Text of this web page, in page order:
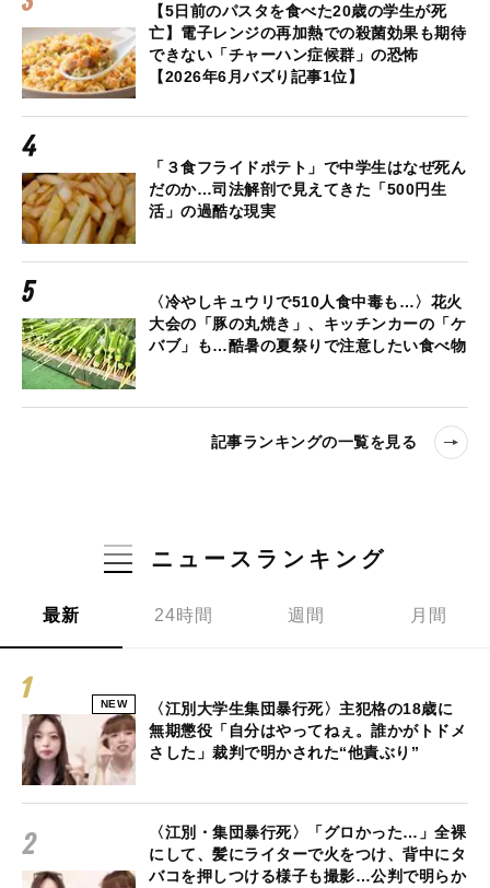
【5日前のパスタを食べた20歳の学生が死
亡】電子レンジの再加熱での殺菌効果も期待
できない「チャーハン症候群」の恐怖
【2026年6月バズり記事1位】
「３食フライドポテト」で中学生はなぜ死ん
だのか…司法解剖で見えてきた「500円生
活」の過酷な現実
〈冷やしキュウリで510人食中毒も…〉花火
大会の「豚の丸焼き」、キッチンカーの「ケ
バブ」も…酷暑の夏祭りで注意したい食べ物
記事ランキングの一覧を見る
ニュースランキング
最新 24時間 週間 月間
NEW
〈江別大学生集団暴行死〉主犯格の18歳に
無期懲役「自分はやってねぇ。誰かがトドメ
さした」裁判で明かされた“他責ぶり”
〈江別・集団暴行死〉「グロかった…」全裸
にして、髪にライターで火をつけ、背中にタ
バコを押しつける様子も撮影…公判で明らか